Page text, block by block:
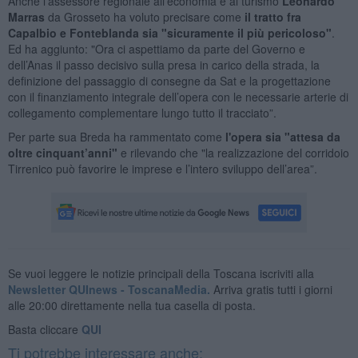
Marras da Grosseto ha voluto precisare come il tratto fra
Capalbio e Fonteblanda sia "sicuramente il più pericoloso"
Ed ha aggiunto: "Ora ci aspettiamo da parte del Governo e
dell’Anas il passo decisivo sulla presa in carico della strada, la
definizione del passaggio di consegne da Sat e la progettazione
con il finanziamento integrale dell’opera con le necessarie arterie di
collegamento complementare lungo tutto il tracciato”.
Per parte sua Breda ha rammentato come l'opera sia "attesa da
oltre cinquant’anni" e rilevando che "la realizzazione del corridoio
Tirrenico può favorire le imprese e l’intero sviluppo dell’area”.
Se vuoi leggere le notizie principali della Toscana iscriviti alla
Newsletter QUInews - ToscanaMedia. Arriva gratis tutti i giorni
alle 20:00 direttamente nella tua casella di posta.
Basta cliccare QUI
Ti potrebbe interessare anche: